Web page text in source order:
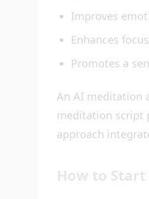
Improves
Enhances
Promotes a
An AI meditation
meditation script
approach
How to